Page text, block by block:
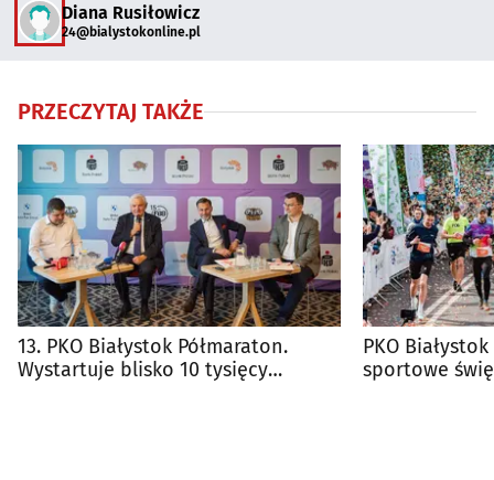
Diana Rusiłowicz
24@bialystokonline.pl
PRZECZYTAJ TAKŻE
13. PKO Białystok Półmaraton.
Wystartuje blisko 10 tysięcy
PKO
sportowe